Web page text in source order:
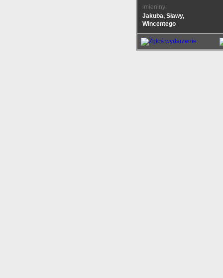
imieniny:
Jakuba, Sławy,
Wincentego